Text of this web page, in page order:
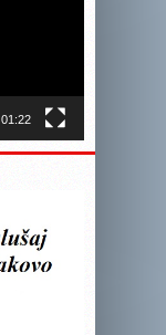
01:22